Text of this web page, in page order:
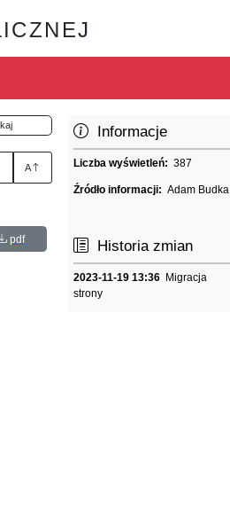
A
pdf
Informacje
Liczba wyświetleń:387
Źródło informacji:Adam Budka
Historia zmian
2023-11-19 13:36 Migracja
strony